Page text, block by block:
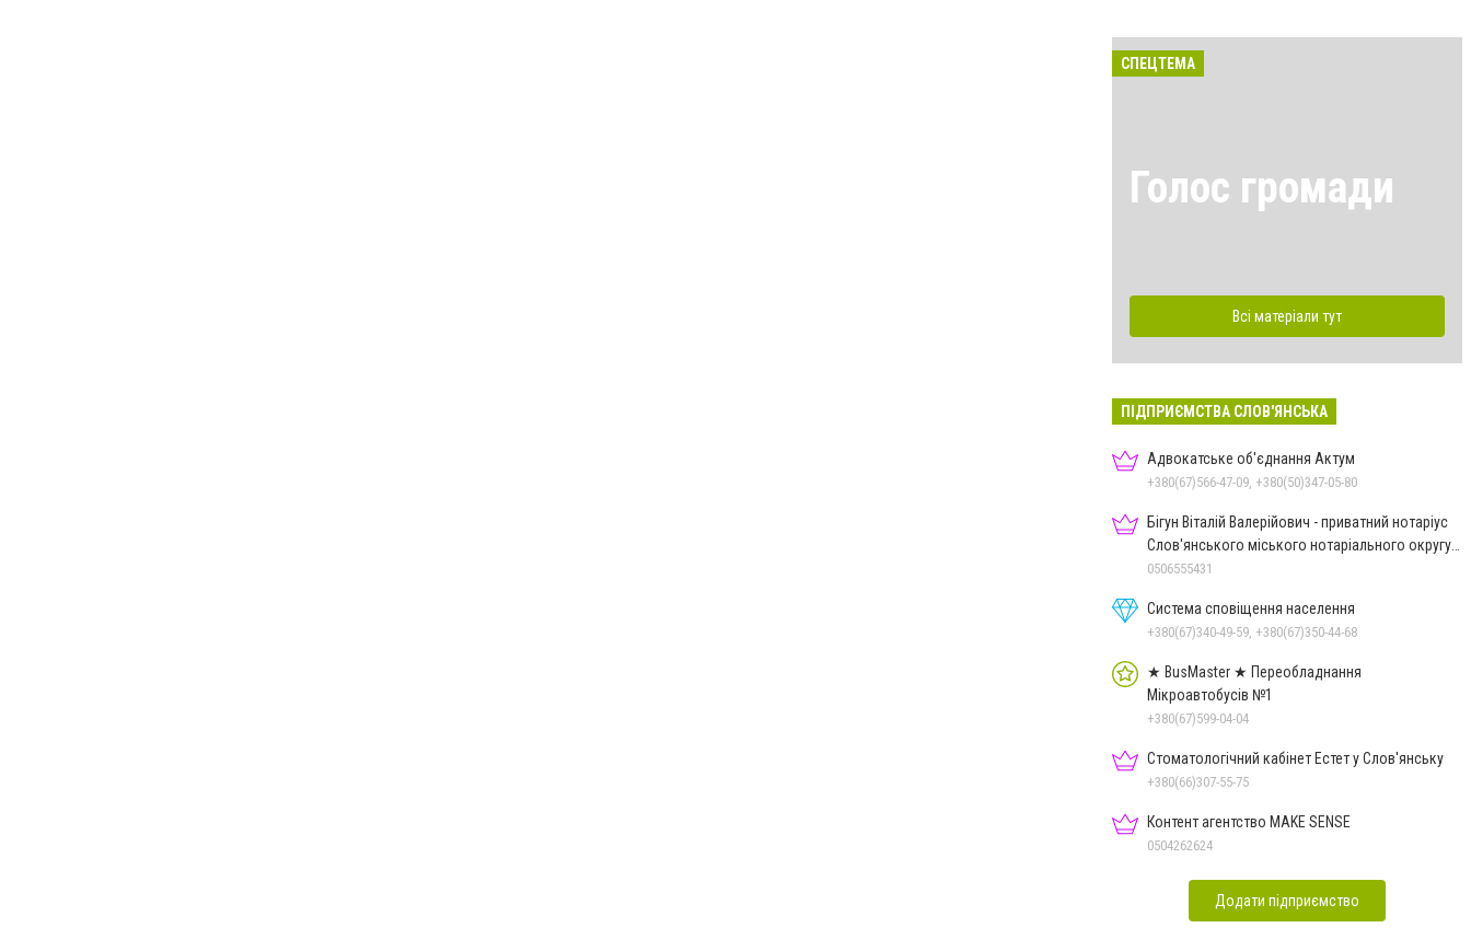
СПЕЦТЕМА
Голос громади
Всі матеріали тут
ПІДПРИЄМСТВА СЛОВ'ЯНСЬКА
Адвокатське об'єднання Актум
+380(67)566-47-09, +380(50)347-05-80
Бігун Віталій Валерійович - приватний нотаріус
Слов'янського міського нотаріального округу
Дон.обл.
0506555431
Система сповіщення населення
+380(67)340-49-59, +380(67)350-44-68
★ BusMaster ★ Переобладнання
Мікроавтобусів №1
+380(67)599-04-04
Стоматологічний кабінет Естет у Слов'янську
+380(66)307-55-75
Контент агентство MAKE SENSE
0504262624
Додати підприємство